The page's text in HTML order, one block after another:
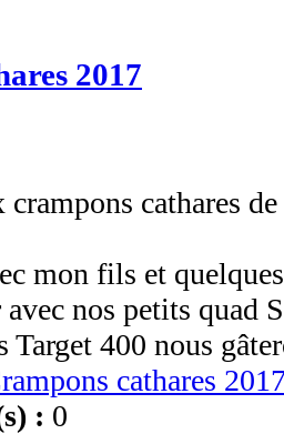
2017
cathares
mon fils et
avec nos petits quad
Target 400 nous
cathares
: 0